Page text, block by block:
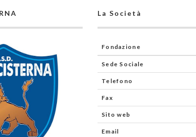
La Società
Fondazione
Sede Sociale
Telefono
Fax
Sito web
Email